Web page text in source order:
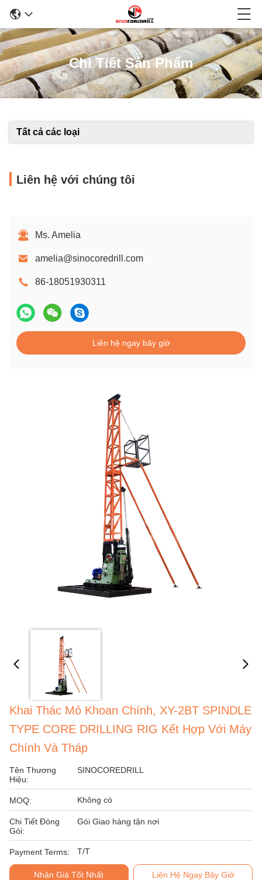
Chi Tiết Sản Phẩm
Tất cả các loại
Liên hệ với chúng tôi
Ms. Amelia
amelia@sinocoredrill.com
86-18051930311
Liên hệ ngay bây giờ
Khai Thác Mỏ Khoan Chính, XY-2BT SPINDLE
TYPE CORE DRILLING RIG Kết Hợp Với Máy
Chính Và Tháp
Tên Thương
Hiệu:
SINOCOREDRILL
MOQ: Không có
Chi Tiết Đóng
Gói:
Gói Giao hàng tận nơi
Payment Terms: T/T
Nhận Giá Tốt Nhất Liên Hệ Ngay Bây Giờ